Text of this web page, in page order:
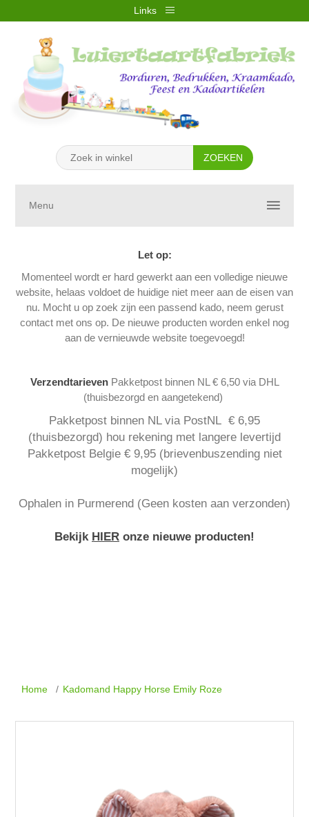
Links
REGISTREREN
WINKELWAGEN (0)
Menu
Let op:
Momenteel wordt er hard gewerkt aan een volledige nieuwe
website, helaas voldoet de huidige niet meer aan de eisen van
nu. Mocht u op zoek zijn een passend kado, neem gerust
contact met ons op. De nieuwe producten worden enkel nog
aan de vernieuwde website toegevoegd!
Verzendtarieven Pakketpost binnen NL € 6,50 via DHL
(thuisbezorgd en aangetekend)
Pakketpost binnen NL via PostNL € 6,95
(thuisbezorgd) hou rekening met langere levertijd
Pakketpost Belgie € 9,95 (brievenbuszending niet
mogelijk)
Ophalen in Purmerend (Geen kosten aan verzonden)
Bekijk HIER onze nieuwe producten!
Home / Kadomand Happy Horse Emily Roze